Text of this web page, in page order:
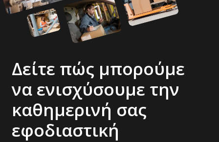
Δείτε πώς μπορούμε
να ενισχύσουμε την
καθημερινή σας
εφοδιαστική